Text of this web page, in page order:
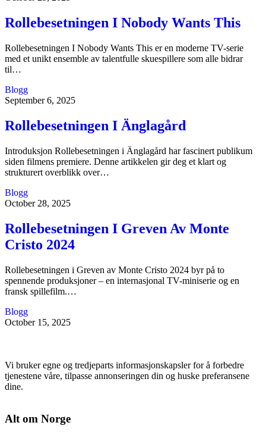
Rollebesetningen I Nobody Wants This
Rollebesetningen I Nobody Wants This er en moderne TV-serie
med et unikt ensemble av talentfulle skuespillere som alle bidrar
til…
Blogg
September 6, 2025
Rollebesetningen I Änglagård
Introduksjon Rollebesetningen i Änglagård har fascinert publikum
siden filmens premiere. Denne artikkelen gir deg et klart og
strukturert overblikk over…
Blogg
October 28, 2025
Rollebesetningen I Greven Av Monte
Cristo 2024
Rollebesetningen i Greven av Monte Cristo 2024 byr på to
spennende produksjoner – en internasjonal TV-miniserie og en
fransk spillefilm.…
Blogg
October 15, 2025
Vi bruker egne og tredjeparts informasjonskapsler for å forbedre
tjenestene våre, tilpasse annonseringen din og huske preferansene
dine.
Alt om Norge